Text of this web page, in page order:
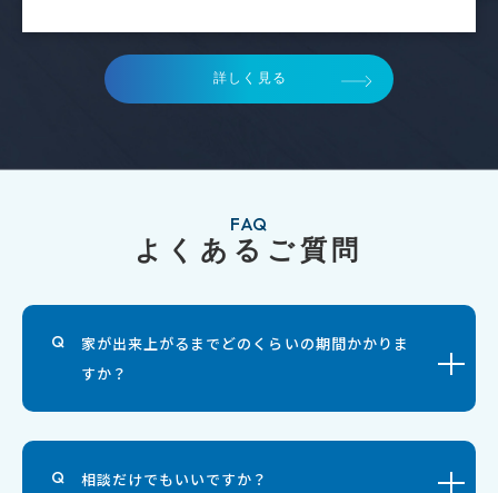
詳しく見る
FAQ
よくあるご質問
家が出来上がるまでどのくらいの期間かかりま
すか？
相談だけでもいいですか？